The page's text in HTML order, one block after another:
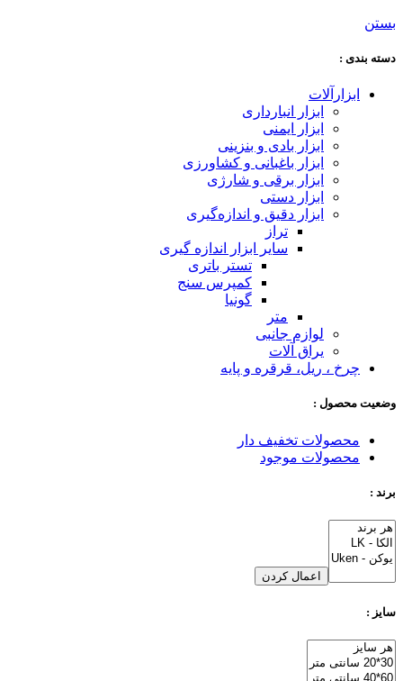
بستن
دسته‌ بندی :
ابزارآلات
ابزار انبارداری
ابزار ایمنی
ابزار بادی و بنزینی
ابزار باغبانی و کشاورزی
ابزار برقی و شارژی
ابزار دستی
ابزار دقیق و اندازه‌گیری
تراز
سایر ابزار اندازه گیری
تستر باتری
کمپرس سنج
گونیا
متر
لوازم جانبی
یراق آلات
چرخ ، ریل، قرقره و پایه
وضعیت محصول :
محصولات تخفیف دار
محصولات موجود
برند :
اعمال کردن
سایز :